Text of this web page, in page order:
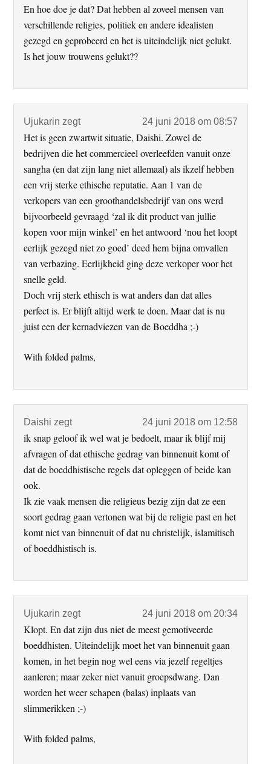
En hoe doe je dat? Dat hebben al zoveel mensen van
verschillende religies, politiek en andere idealisten
gezegd en geprobeerd en het is uiteindelijk niet gelukt.
Is het jouw trouwens gelukt??
Ujukarin zegt 24 juni 2018 om 08:57
Het is geen zwartwit situatie, Daishi. Zowel de
bedrijven die het commercieel overleefden vanuit onze
sangha (en dat zijn lang niet allemaal) als ikzelf hebben
een vrij sterke ethische reputatie. Aan 1 van de
verkopers van een groothandelsbedrijf van ons werd
bijvoorbeeld gevraagd ‘zal ik dit product van jullie
kopen voor mijn winkel’ en het antwoord ‘nou het loopt
eerlijk gezegd niet zo goed’ deed hem bijna omvallen
van verbazing. Eerlijkheid ging deze verkoper voor het
snelle geld.
Doch vrij sterk ethisch is wat anders dan dat alles
perfect is. Er blijft altijd werk te doen. Maar dat is nu
juist een der kernadviezen van de Boeddha ;-)
With folded palms,
Daishi zegt 24 juni 2018 om 12:58
ik snap geloof ik wel wat je bedoelt, maar ik blijf mij
afvragen of dat ethische gedrag van binnenuit komt of
dat de boeddhistische regels dat opleggen of beide kan
ook.
Ik zie vaak mensen die religieus bezig zijn dat ze een
soort gedrag gaan vertonen wat bij de religie past en het
komt niet van binnenuit of dat nu christelijk, islamitisch
of boeddhistisch is.
Ujukarin zegt 24 juni 2018 om 20:34
Klopt. En dat zijn dus niet de meest gemotiveerde
boeddhisten. Uiteindelijk moet het van binnenuit gaan
komen, in het begin nog wel eens via jezelf regeltjes
aanleren; maar zeker niet vanuit groepsdwang. Dan
worden het weer schapen (balas) inplaats van
slimmerikken ;-)
With folded palms,